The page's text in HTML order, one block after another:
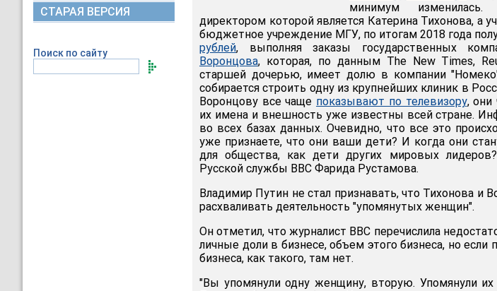
СТАРАЯ ВЕРСИЯ
Поиск по сайту
минимум изменилась.
директором которой является Катерина Тихонова, а
бюджетное учреждение МГУ, по итогам 2018 года
рублей, выполняя заказы государственных
Воронцова, которая, по данным The New Times,
старшей дочерью, имеет долю в компании
собирается строить одну из крупнейших клиник в
Воронцову все чаще показывают по телевизору, они
их имена и внешность уже известны всей стране.
во всех базах данных. Очевидно, что все это
уже признаете, что они ваши дети? И когда они
для общества, как дети других мировых
Русской службы BBC Фарида Рустамова.
Владимир Путин не стал признавать, что Тихонова и
расхваливать деятельность "упомянутых женщин".
Он отметил, что журналист BBC перечислила
личные доли в бизнесе, объем этого бизнеса, но если
бизнеса, как такого, там нет.
"Вы упомянули одну женщину, вторую. Упомянули